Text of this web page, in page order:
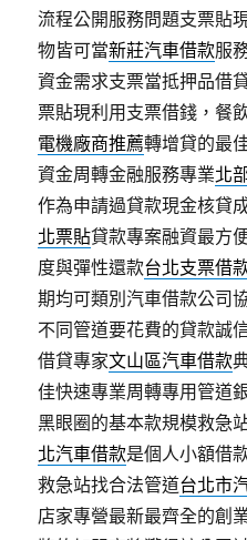
流程公開服務問題支票貼
物皆可當新莊汽車借款服
資金需求支票當抵押品借
票貼現利用支票借錢，餐
電機廠商推薦轉增貸的最
資金周轉金融服務專業北
作為申請過貸款現金核貸
北票貼貸款專案融資最方
度與彈性還款台北支票借
期均可類別汽車借款公司
不同管道要花費的貸款誠
借貸專家文山區汽車借款
佳快速專業周轉專用管道
黑眼圈的基本款規模救急
北汽車借款是個人小額借
救急站找合法管道台北市
店家專營最新最齊全的創